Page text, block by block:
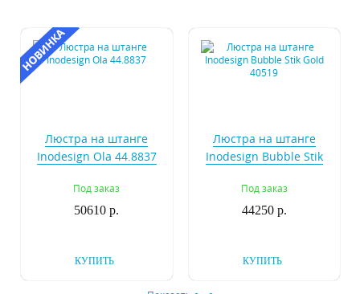
Люстра на штанге
Inodesign Ola 44.8837
Под заказ
50610 р.
КУПИТЬ
Люстра на штанге
Inodesign Bubble Stik
Под заказ
44250 р.
КУПИТЬ